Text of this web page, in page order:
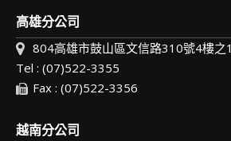
高雄分公司
804高雄市鼓山區文信路310號4樓之1
Tel : (07)522-3355
Fax : (07)522-3356
越南分公司